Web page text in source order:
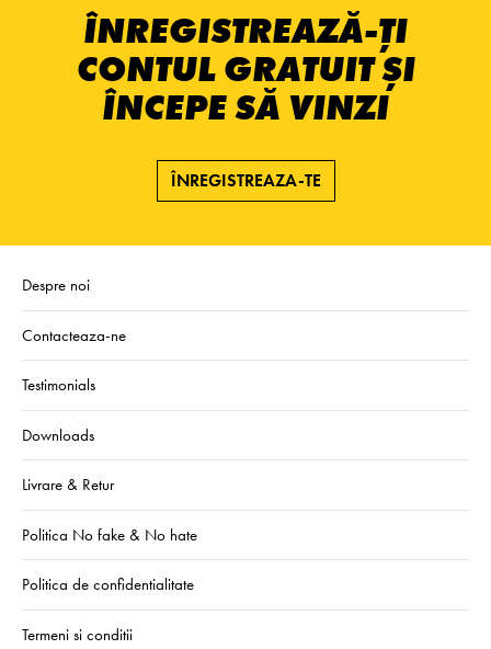
ÎNREGISTREAZĂ-ȚI
CONTUL GRATUIT ȘI
ÎNCEPE SĂ VINZI
ÎNREGISTREAZA-TE
Despre noi
Contacteaza-ne
Testimonials
Downloads
Livrare & Retur
Politica No fake & No hate
Politica de confidentialitate
Termeni si conditii